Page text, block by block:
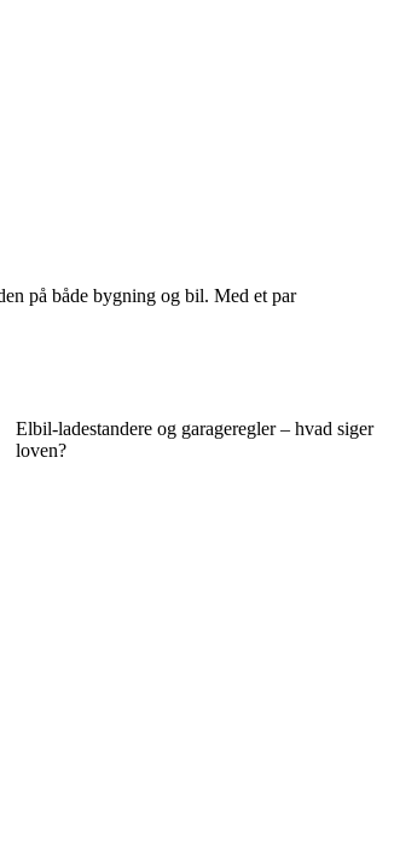
på både bygning og bil. Med et par
Elbil-ladestandere og garageregler – hvad siger
loven?